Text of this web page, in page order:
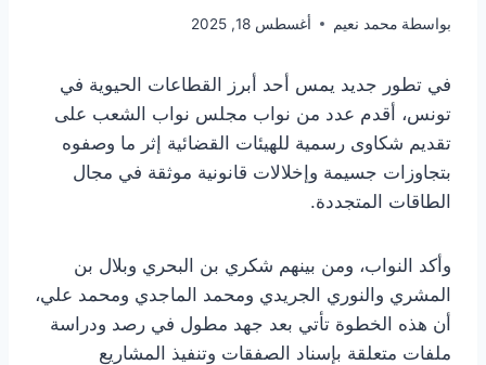
بواسطة محمد نعيم أغسطس 18, 2025
في تطور جديد يمس أحد أبرز القطاعات الحيوية في
تونس، أقدم عدد من نواب مجلس نواب الشعب على
تقديم شكاوى رسمية للهيئات القضائية إثر ما وصفوه
بتجاوزات جسيمة وإخلالات قانونية موثقة في مجال
الطاقات المتجددة.
وأكد النواب، ومن بينهم شكري بن البحري وبلال بن
المشري والنوري الجريدي ومحمد الماجدي ومحمد علي،
أن هذه الخطوة تأتي بعد جهد مطول في رصد ودراسة
ملفات متعلقة بإسناد الصفقات وتنفيذ المشاريع